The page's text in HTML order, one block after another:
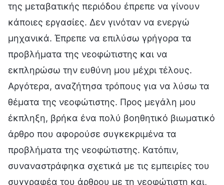
της μεταβατικής περιόδου έπρεπε να γίνουν
κάποιες εργασίες. Δεν γινόταν να ενεργώ
μηχανικά. Έπρεπε να επιλύσω γρήγορα τα
προβλήματα της νεοφώτιστης και να
εκπληρώσω την ευθύνη μου μέχρι τέλους.
Αργότερα, αναζήτησα τρόπους για να λύσω τα
θέματα της νεοφώτιστης. Προς μεγάλη μου
έκπληξη, βρήκα ένα πολύ βοηθητικό βιωματικό
άρθρο που αφορούσε συγκεκριμένα τα
προβλήματα της νεοφώτιστης. Κατόπιν,
συναναστράφηκα σχετικά με τις εμπειρίες του
συγγραφέα του άρθρου με τη νεοφώτιστη και,